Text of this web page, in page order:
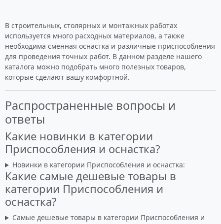
В строительных, столярных и монтажных работах
используется много расходных материалов, а также
необходима сменная оснастка и различные приспособления
для проведения точных работ. В данном разделе нашего
каталога можно подобрать много полезных товаров,
которые сделают вашу комфортной.
Распространенные вопросы и
ответы
Какие новинки в категории
Приспособления и оснастка?
Новинки в категории Приспособления и оснастка:
Какие самые дешевые товары в
категории Приспособления и
оснастка?
Самые дешевые товары в категории Приспособления и